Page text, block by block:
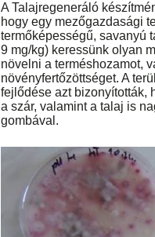
A Talajregeneráló
hogy egy mezőgazdasági
termőképességű, savanyú
9 mg/kg) keressünk olyan
növelni a terméshozamot,
növényfertőzöttséget. A
fejlődése azt bizonyították,
a szár, valamint a talaj is
gombával.